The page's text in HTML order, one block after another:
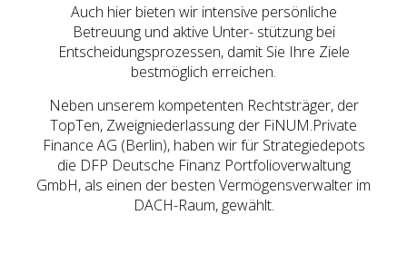
Auch hier bieten wir intensive persönliche
Betreuung und aktive Unter- stützung bei
Entscheidungsprozessen, damit Sie Ihre Ziele
bestmöglich erreichen.
Neben unserem kompetenten Rechtsträger, der
TopTen, Zweigniederlassung der FiNUM.Private
Finance AG (Berlin), haben wir für Strategiedepots
die DFP Deutsche Finanz Portfolioverwaltung
GmbH, als einen der besten Vermögensverwalter im
DACH-Raum, gewählt.